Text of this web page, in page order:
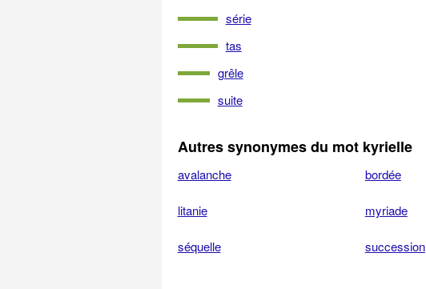
série
tas
grêle
suite
Autres synonymes du mot kyrielle
avalanche bordée
litanie myriade
séquelle succession